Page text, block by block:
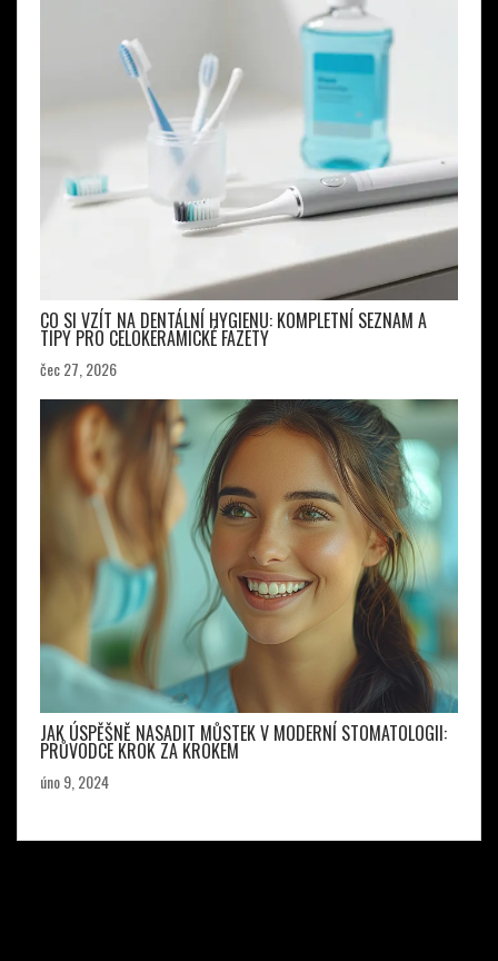
CO SI VZÍT NA DENTÁLNÍ HYGIENU: KOMPLETNÍ SEZNAM A
TIPY PRO CELOKERAMICKÉ FAZETY
čec 27, 2026
JAK ÚSPĚŠNĚ NASADIT MŮSTEK V MODERNÍ STOMATOLOGII:
PRŮVODCE KROK ZA KROKEM
úno 9, 2024